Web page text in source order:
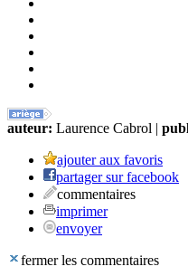
auteur: Laurence Cabrol |
ajouter aux favoris
partager sur facebook
commentaires
imprimer
envoyer
fermer les commentaires